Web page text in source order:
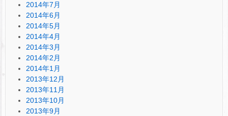
2014年7月
2014年6月
2014年5月
2014年4月
2014年3月
2014年2月
2014年1月
2013年12月
2013年11月
2013年10月
2013年9月